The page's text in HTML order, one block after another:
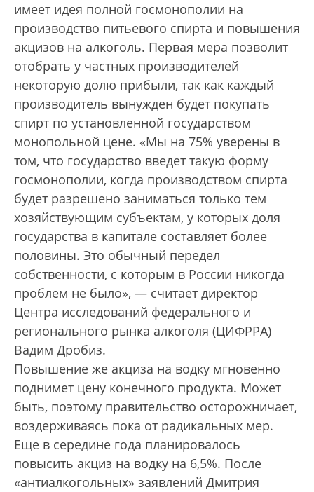
имеет идея полной госмонополии на
производство питьевого спирта и повышения
акцизов на алкоголь. Первая мера позволит
отобрать у частных производителей
некоторую долю прибыли, так как каждый
производитель вынужден будет покупать
спирт по установленной государством
монопольной цене. «Мы на 75% уверены в
том, что государство введет такую форму
госмонополии, когда производством спирта
будет разрешено заниматься только тем
хозяйствующим субъектам, у которых доля
государства в капитале составляет более
половины. Это обычный передел
собственности, с которым в России никогда
проблем не было», — считает директор
Центра исследований федерального и
регионального рынка алкоголя (ЦИФРРА)
Вадим Дробиз.
Повышение же акциза на водку мгновенно
поднимет цену конечного продукта. Может
быть, поэтому правительство осторожничает,
воздерживаясь пока от радикальных мер.
Еще в середине года планировалось
повысить акциз на водку на 6,5%. После
«антиалкогольных» заявлений Дмитрия